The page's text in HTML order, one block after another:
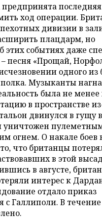
предпринята
ход операции.
дивизии в
плацдарм, но
этих событиях даже
песня «Прощай,
одного из
Музыканты
была не менее
в пространстве
двинулся в гущу
уничтожен
огнем. О накале боев
что британцы
в этой
в августе,
интерес к
отдало приказ
с Галлиполи. В